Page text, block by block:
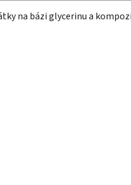
na bázi glycerinu a